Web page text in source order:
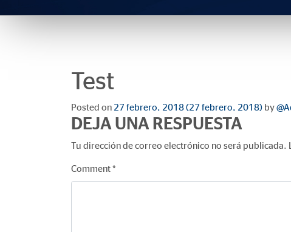
Test
Posted on 27 febrero, 2018 (27 febrero, 2018) by
DEJA UNA RESPUESTA
Tu dirección de correo electrónico no será publicada.
Comment *